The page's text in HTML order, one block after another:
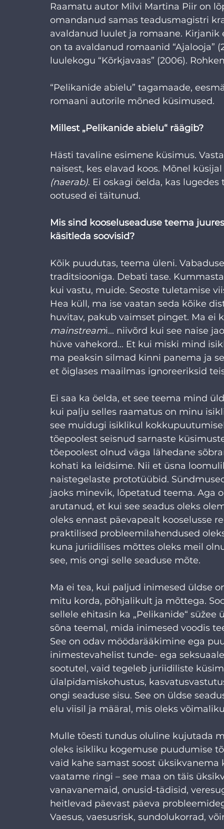
Raamatu autor Milvi Martina Piir on
omandanud samas teadusmagistri
avaldanud luulet ja romaane.
on ta avaldanud romaanid “Ajalooja”
luulekogu “Kõrkjavaas” (2006).
“Pelikanide abielu” tagamaade,
romaani autorile mõned küsimused.
Millest „Pelikanide abielu“ räägib?
Hästi tavaline esimene küsimus.
naisest, kes elavad koos. Mõnel
(naerab). Ei oskagi öelda, kas
ootused ei täitunud.
Mis sind kooseluseaduse teema
käsitleda soovisid?
Kõik puudutas, teema üleni.
traditsiooniga. Debati tase.
kui vastu, muide. Seoste tuletamise
Hea küll, ma ise vaatan seda kõike
huvitav, pakub vaimset pinget. Ma ei
mainstreami... niivõrd kui see naise
hüve vahekord... Et kui miski mind
ma peaksin silmad kinni panema ja
et õiglases maailmas ignoreeriksid
Ei saa ka öelda, et see teema mind
kui palju selles raamatus on minu
see muidugi isiklikul
tõepoolest seisnud sarnaste
tõepoolest olnud väga lähedane
kohati ka leidsime. Nii et üsna
naistegelaste prototüübid.
jaoks minevik, lõpetatud teema. Aga
arutanud, et kui see seadus oleks
oleks ennast päevapealt kooselusse
praktilised probleemilahendused
kuna juriidilises mõttes oleks meil
see, mis ongi selle seaduse mõte.
Ma ei tea, kui paljud inimesed üldse
mitu korda, põhjalikult ja mõttega.
sellele ehitasin ka „Pelikanide“
sõna teemal, mida inimesed voodis
See on odav möödarääkimine ega
inimestevahelist tunde- ega
sootutel, vaid tegeleb juriidiliste
ülalpidamiskohustus,
ongi seaduse sisu. See on üldse
elu viisil ja määral, mis oleks
Mulle tõesti tundus oluline kujutada
oleks isikliku kogemuse puudumise
vaid kahe samast soost
vaatame ringi – see maa on täis
vanavanemaid, onusid-tädisid,
heitlevad päevast päeva
Vaesus, vaesusrisk, sundolukorrad,